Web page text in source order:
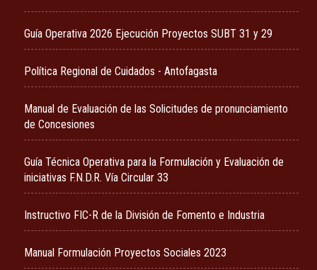
Guía Operativa 2026 Ejecución Proyectos SUBT 31 y 29
Política Regional de Cuidados - Antofagasta
Manual de Evaluación de las Solicitudes de pronunciamiento
de Concesiones
Guía Técnica Operativa para la Formulación y Evaluación de
iniciativas F.N.D.R. Vía Circular 33
Instructivo FIC-R de la División de Fomento e Industria
Manual Formulación Proyectos Sociales 2023